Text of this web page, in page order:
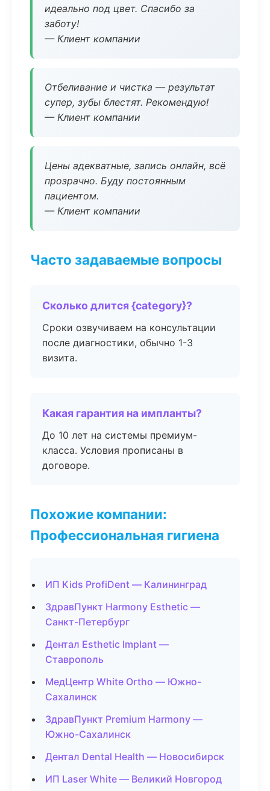
идеально под цвет. Спасибо за
заботу!
— Клиент компании
Отбеливание и чистка — результат
супер, зубы блестят. Рекомендую!
— Клиент компании
Цены адекватные, запись онлайн, всё
прозрачно. Буду постоянным
пациентом.
— Клиент компании
Часто задаваемые вопросы
Сколько длится {category}?
Сроки озвучиваем на консультации
после диагностики, обычно 1-3
визита.
Какая гарантия на импланты?
До 10 лет на системы премиум-
класса. Условия прописаны в
договоре.
Похожие компании:
Профессиональная гигиена
ИП Kids ProfiDent — Калининград
ЗдравПункт Harmony Esthetic —
Санкт-Петербург
Дентал Esthetic Implant —
Ставрополь
МедЦентр White Ortho — Южно-
Сахалинск
ЗдравПункт Premium Harmony —
Южно-Сахалинск
Дентал Dental Health — Новосибирск
ИП Laser White — Великий Новгород